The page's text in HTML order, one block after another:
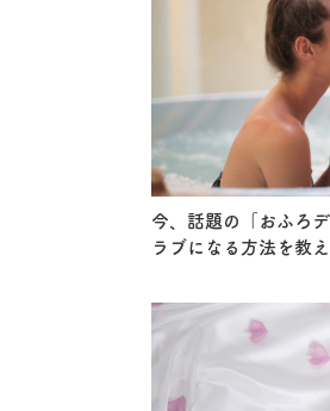
今、話題の「おふろ
ラブになる方法を教